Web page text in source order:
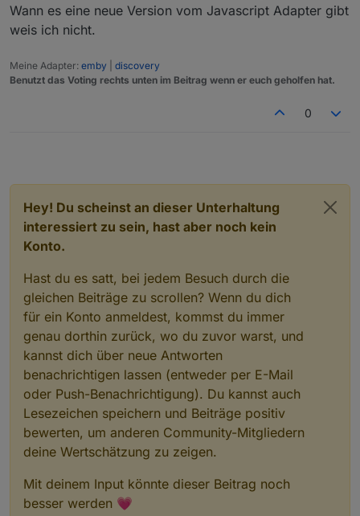
Z.B. IDs from Selector.
Wann es eine neue Version vom Javascript Adapter gibt
weis ich nicht.
Meine Adapter: emby
discovery
Benutzt das Voting rechts unten im Beitrag wenn er euch geholfen hat.
0
Hey! Du scheinst an dieser Unterhaltung
interessiert zu sein, hast aber noch kein
Konto.
Hast du es satt, bei jedem Besuch durch die
gleichen Beiträge zu scrollen? Wenn du dich
für ein Konto anmeldest, kommst du immer
genau dorthin zurück, wo du zuvor warst, und
kannst dich über neue Antworten
benachrichtigen lassen (entweder per E-Mail
oder Push-Benachrichtigung). Du kannst auch
Lesezeichen speichern und Beiträge positiv
bewerten, um anderen Community-Mitgliedern
deine Wertschätzung zu zeigen.
Mit deinem Input könnte dieser Beitrag noch
besser werden 💗